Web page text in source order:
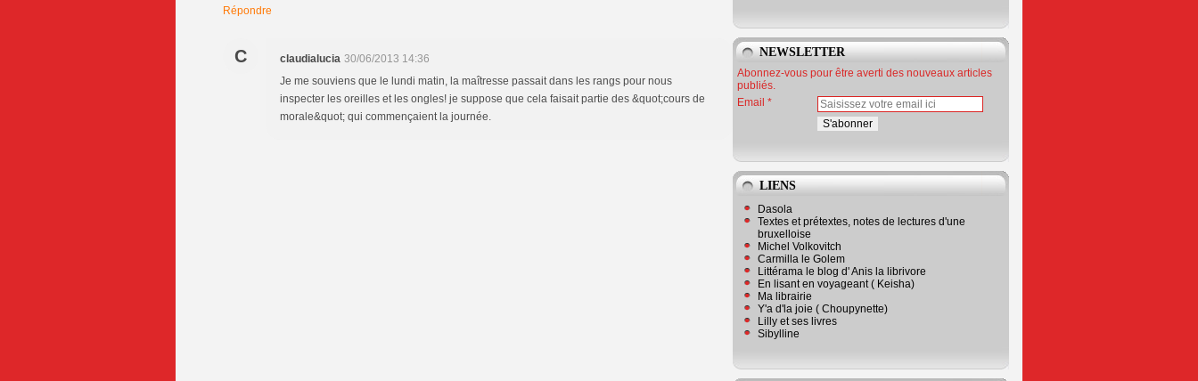
Répondre
C claudialucia 30/06/2013 14:36
Je me souviens que le lundi matin, la maîtresse passait dans les rangs pour nous
inspecter les oreilles et les ongles! je suppose que cela faisait partie des &quot;cours de
morale&quot; qui commençaient la journée.
NEWSLETTER
Abonnez-vous pour être averti des nouveaux articles
publiés.
Email
LIENS
Dasola
Textes et prétextes, notes de lectures d'une
bruxelloise
Michel Volkovitch
Carmilla le Golem
Littérama le blog d' Anis la librivore
En lisant en voyageant ( Keisha)
Ma librairie
Y'a d'la joie ( Choupynette)
Lilly et ses livres
Sibylline